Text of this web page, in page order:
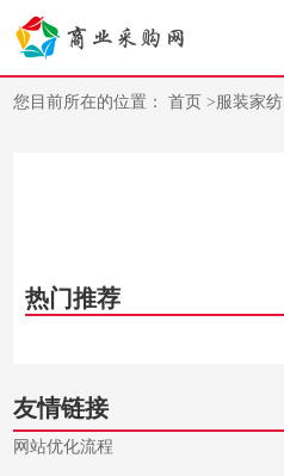
您目前所在的位置：首页>服装家纺
热门推荐
友情链接
网站优化流程